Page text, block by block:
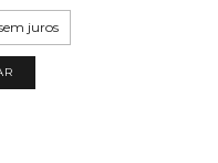
juros